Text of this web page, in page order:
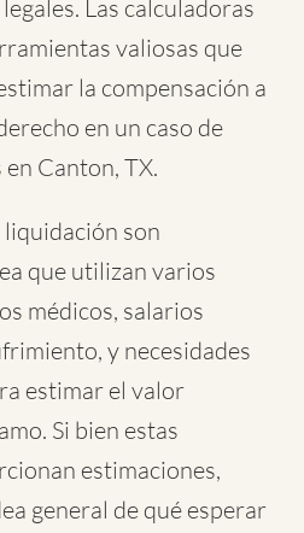
Las calculadoras
valiosas que
la compensación a
en un caso de
Canton, TX.
liquidación son
que utilizan varios
médicos, salarios
y necesidades
estimar el valor
Si bien estas
estimaciones,
general de qué esperar